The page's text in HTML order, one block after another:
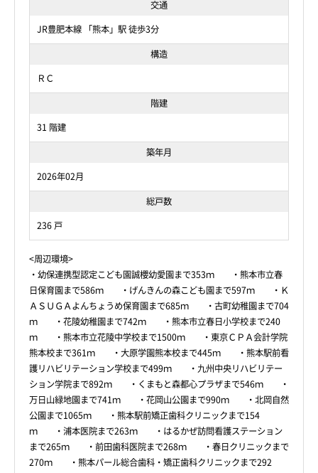
交通
JR豊肥本線 「熊本」駅 徒歩3分
構造
ＲＣ
階建
31 階建
築年月
2026年02月
総戸数
236 戸
<周辺環境>
・幼保連携型認定こども園誠櫻幼愛園まで353ｍ ・熊本市立春
日保育園まで586ｍ ・げんきんの森こども園まで597ｍ ・Ｋ
ＡＳＵＧＡよんちょうめ保育園まで685ｍ ・古町幼稚園まで704
ｍ ・花陵幼稚園まで742ｍ ・熊本市立春日小学校まで240
ｍ ・熊本市立花陵中学校まで1500ｍ ・東京ＣＰＡ会計学院
熊本校まで361ｍ ・大原学園熊本校まで445ｍ ・熊本駅前看
護リハビリテーション学校まで499ｍ ・九州中央リハビリテー
ション学院まで892ｍ ・くまもと森都心プラザまで546ｍ ・
万日山緑地園まで741ｍ ・花岡山公園まで990ｍ ・北岡自然
公園まで1065ｍ ・熊本駅前矯正歯科クリニックまで154
ｍ ・浦本医院まで263ｍ ・はるかぜ訪問看護ステーション
まで265ｍ ・前田歯科医院まで268ｍ ・春日クリニックまで
270ｍ ・熊本パール総合歯科・矯正歯科クリニックまで292